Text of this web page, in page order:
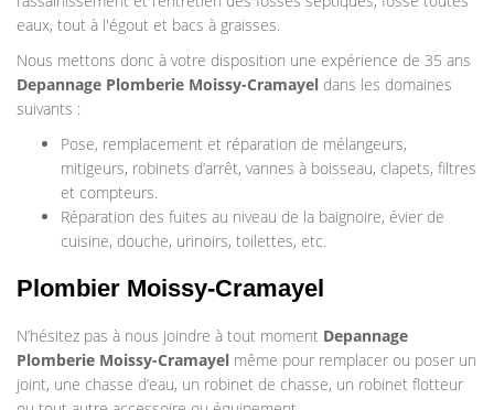
eaux, tout à l'égout et bacs à graisses.
Nous mettons donc à votre disposition une expérience de 35 ans
Depannage Plomberie Moissy-Cramayel dans les domaines
suivants :
Pose, remplacement et réparation de mélangeurs,
mitigeurs, robinets d’arrêt, vannes à boisseau, clapets, filtres
et compteurs.
Réparation des fuites au niveau de la baignoire, évier de
cuisine, douche, urinoirs, toilettes, etc.
Plombier Moissy-Cramayel
N’hésitez pas à nous joindre à tout moment Depannage
Plomberie Moissy-Cramayel même pour remplacer ou poser un
joint, une chasse d’eau, un robinet de chasse, un robinet flotteur